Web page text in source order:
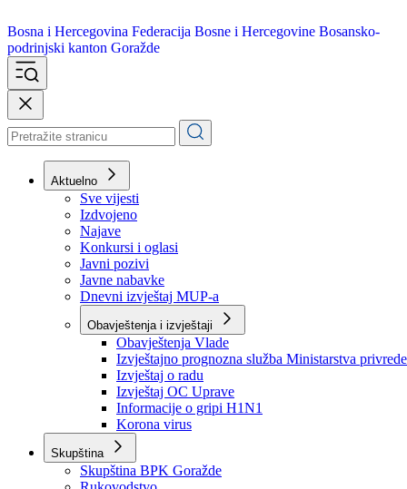
Bosna i Hercegovina
podrinjski kanton Goražde
Aktuelno
Sve vijesti
Izdvojeno
Najave
Konkursi i oglasi
Javni pozivi
Javne nabavke
Dnevni izvještaj MUP-a
Obavještenja i izvještaji
Obavještenja Vlade
Izvještajno prognozna služba Ministarstva privrede
Izvještaj o radu
Izvještaj OC Uprave
Informacije o gripi H1N1
Korona virus